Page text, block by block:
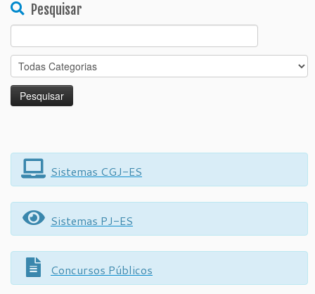
Pesquisar
Search
for:
Sistemas CGJ-ES
Sistemas PJ-ES
Concursos Públicos